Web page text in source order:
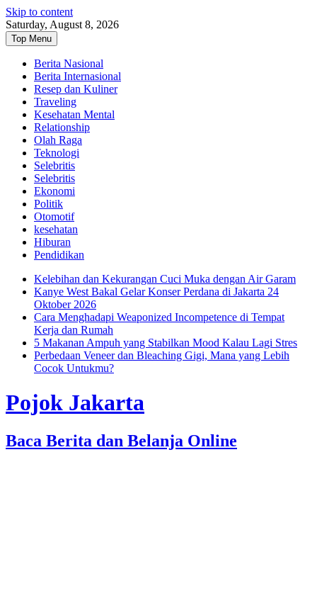
Skip to content
Saturday, August 8, 2026
Top Menu
Berita Nasional
Berita Internasional
Resep dan Kuliner
Traveling
Kesehatan Mental
Relationship
Olah Raga
Teknologi
Selebritis
Selebritis
Ekonomi
Politik
Otomotif
kesehatan
Hiburan
Pendidikan
Kelebihan dan Kekurangan Cuci Muka dengan Air Garam
Kanye West Bakal Gelar Konser Perdana di Jakarta 24
Oktober 2026
Cara Menghadapi Weaponized Incompetence di Tempat
Kerja dan Rumah
5 Makanan Ampuh yang Stabilkan Mood Kalau Lagi Stres
Perbedaan Veneer dan Bleaching Gigi, Mana yang Lebih
Cocok Untukmu?
Pojok Jakarta
Baca Berita dan Belanja Online